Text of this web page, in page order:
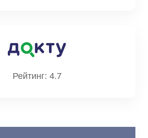
Рейтинг: 4.7